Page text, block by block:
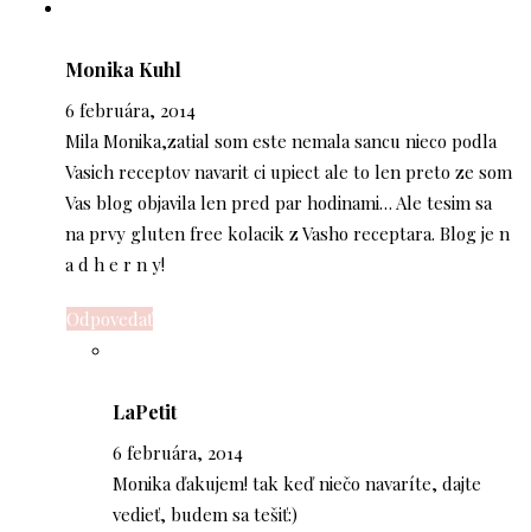
Monika Kuhl
6 februára, 2014
Mila Monika,zatial som este nemala sancu nieco podla
Vasich receptov navarit ci upiect ale to len preto ze som
Vas blog objavila len pred par hodinami… Ale tesim sa
na prvy gluten free kolacik z Vasho receptara. Blog je n
a d h e r n y!
Odpovedať
LaPetit
6 februára, 2014
Monika ďakujem! tak keď niečo navaríte, dajte
vedieť, budem sa tešiť:)